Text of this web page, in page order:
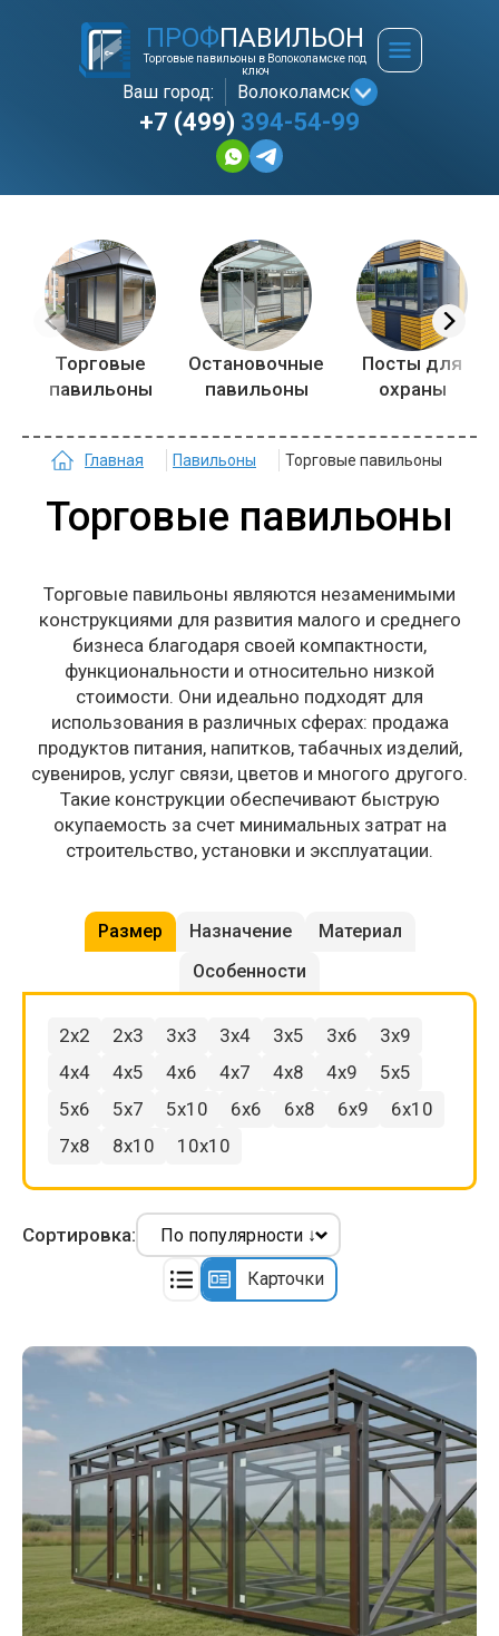
ПРОФПАВИЛЬОН
Торговые павильоны в Волоколамске под
ключ
Ваш город: Волоколамск
+7 (499) 394-54-99
Торговые
павильоны
Остановочные
павильоны
Посты для
охраны
Главная Павильоны Торговые павильоны
Торговые павильоны
Торговые павильоны являются незаменимыми
конструкциями для развития малого и среднего
бизнеса благодаря своей компактности,
функциональности и относительно низкой
стоимости. Они идеально подходят для
использования в различных сферах: продажа
продуктов питания, напитков, табачных изделий,
сувениров, услуг связи, цветов и многого другого.
Такие конструкции обеспечивают быструю
окупаемость за счет минимальных затрат на
строительство, установки и эксплуатации.
Размер Назначение
Материал
Особенности
2x2 2x3 3x3 3x4 3x5 3x6
3x9
4x4
4x5 4x6 4x7 4x8 4x9
5x5
5x6
5x7 5x10 6x6 6x8 6x9
6x10
7x8
8x10 10x10
Сортировка:
Карточки